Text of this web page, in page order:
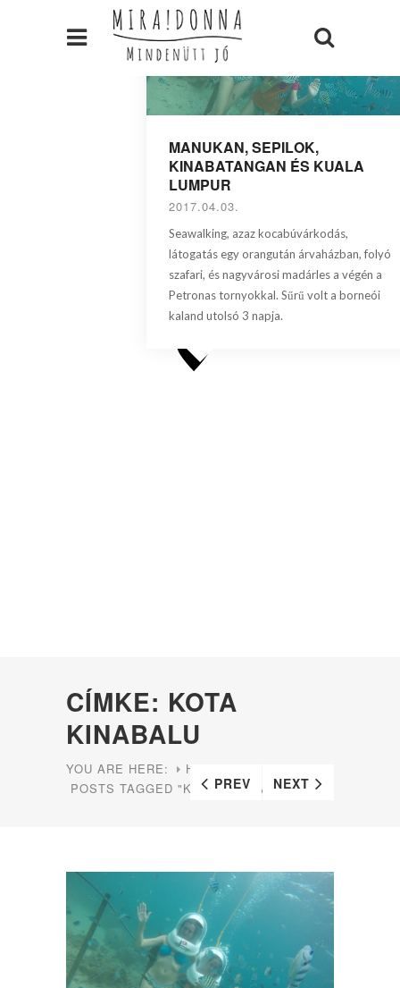
MANUKAN, SEPILOK,
KINABATANGAN ÉS KUALA
LUMPUR
2017.04.03.
Seawalking, azaz kocabúvárkodás,
látogatás egy orangután árvaházban, folyó
szafari, és nagyvárosi madárles a végén a
Petronas tornyokkal. Sűrű volt a borneói
kaland utolsó 3 napja.
CÍMKE: KOTA
KINABALU
YOU ARE HERE:
HOME
POSTS TAGGED "KOTA KINABALU"
PREV NEXT